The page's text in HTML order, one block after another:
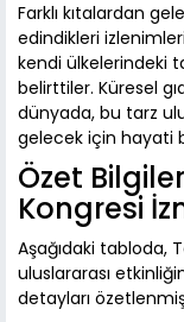
Farklı kıtalardan
edindikleri
kendi ülkelerindeki
belirttiler. Küresel
dünyada, bu tarz
gelecek için hayati
Özet
Kongresi
Aşağıdaki tabloda,
uluslararası
detayları